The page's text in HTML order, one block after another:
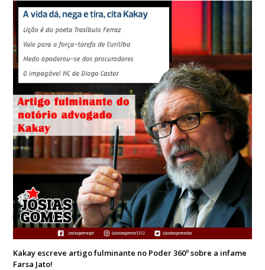
Kakay escreve artigo fulminante no Poder 360º sobre a infame
Farsa Jato!